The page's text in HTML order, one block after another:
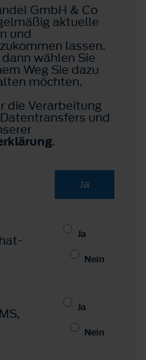
GmbH & Co
aktuelle
und
lassen.
wählen Sie
Weg Sie dazu
möchten.
die Verarbeitung
und
.
Ja
Ja
Nein
Ja
Nein